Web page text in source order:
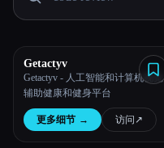
博客
比较工具
所有分类
Getactyv
Getactyv - 人工智能和计算机视觉
辅助健康和健身平台
更多细节 → 访问 ↗︎